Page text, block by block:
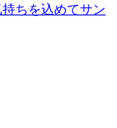
ちを込めてサン